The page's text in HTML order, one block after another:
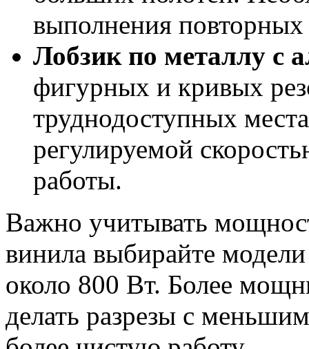
выполнения
Лобзик по металлу с
фигурных и кривых
труднодоступных
регулируемой
работы.
Важно учитывать
винила выбирайте
около 800 Вт. Более
делать разрезы с